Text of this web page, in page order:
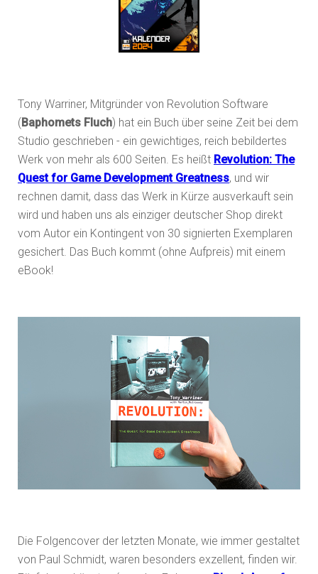
Tony Warriner, Mitgründer von Revolution Software
(Baphomets Fluch) hat ein Buch über seine Zeit bei dem
Studio geschrieben - ein gewichtiges, reich bebildertes
Werk von mehr als 600 Seiten. Es heißt Revolution: The
Quest for Game Development Greatness, und wir
rechnen damit, dass das Werk in Kürze ausverkauft sein
wird und haben uns als einziger deutscher Shop direkt
vom Autor ein Kontingent von 30 signierten Exemplaren
gesichert. Das Buch kommt (ohne Aufpreis) mit einem
eBook!
Die Folgencover der letzten Monate, wie immer gestaltet
von Paul Schmidt, waren besonders exzellent, finden wir.